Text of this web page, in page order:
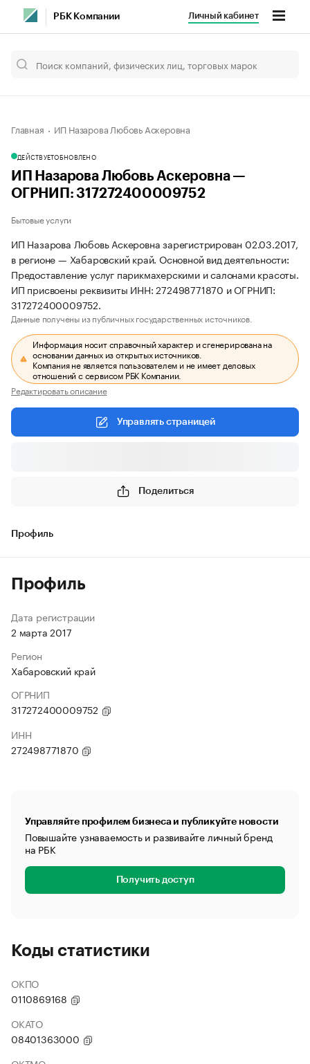
РБК Компании Личный кабинет
Главная ИП Назарова Любовь Аскеровна
ДЕЙСТВУЕТОБНОВЛЕНО
ИП Назарова Любовь Аскеровна —
ОГРНИП: 317272400009752
Бытовые услуги
ИП Назарова Любовь Аскеровна зарегистрирован 02.03.2017,
в регионе — Хабаровский край. Основной вид деятельности:
Предоставление услуг парикмахерскими и салонами красоты.
ИП присвоены реквизиты ИНН: 272498771870 и ОГРНИП:
317272400009752.
Данные получены из публичных государственных источников.
Информация носит справочный характер и сгенерирована на
основании данных из открытых источников.
Компания не является пользователем и не имеет деловых
отношений с сервисом РБК Компании.
Редактировать описание
Управлять страницей
Поделиться
Профиль
Профиль
Дата регистрации
2 марта 2017
Регион
Хабаровский край
ОГРНИП
317272400009752
ИНН
272498771870
Управляйте профилем бизнеса и публикуйте новости
Повышайте узнаваемость и развивайте личный бренд
на РБК
Получить доступ
Коды статистики
ОКПО
0110869168
ОКАТО
08401363000